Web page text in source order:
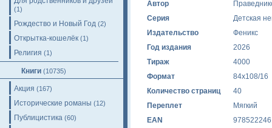
(1)
Рождество и Новый Год (2)
Открытка-кошелёк (1)
Религия (1)
Книги (10735)
Акция (167)
Исторические романы (12)
Публицистика (60)
Автор
Серия
Детская
Издательство
Феникс
Год издания
2026
Тираж
4000
Формат
84x108/16
Количество страниц
40
Переплет
Мягкий
EAN